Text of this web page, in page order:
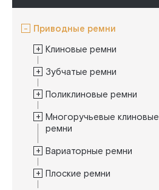
Приводные ремни
Клиновые ремни
Зубчатые ремни
Поликлиновые ремни
Многоручьевые клиновые
ремни
Вариаторные ремни
Плоские ремни